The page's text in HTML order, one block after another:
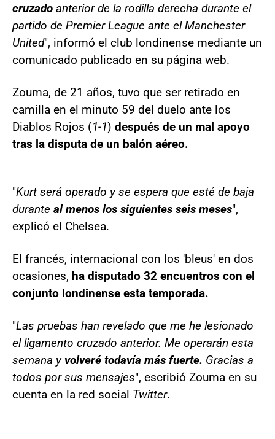
cruzado anterior de la rodilla derecha durante el
partido de Premier League ante el Manchester
United", informó el club londinense mediante un
comunicado publicado en su página web.
Zouma, de 21 años, tuvo que ser retirado en
camilla en el minuto 59 del duelo ante los
Diablos Rojos (1-1) después de un mal apoyo
tras la disputa de un balón aéreo.
"Kurt será operado y se espera que esté de baja
durante al menos los siguientes seis meses",
explicó el Chelsea.
El francés, internacional con los 'bleus' en dos
ocasiones, ha disputado 32 encuentros con el
conjunto londinense esta temporada.
"Las pruebas han revelado que me he lesionado
el ligamento cruzado anterior. Me operarán esta
semana y volveré todavía más fuerte. Gracias a
todos por sus mensajes", escribió Zouma en su
cuenta en la red social Twitter.